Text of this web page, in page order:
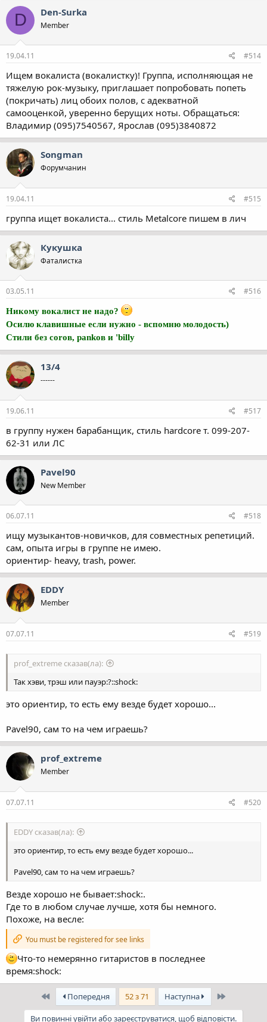
D Den-Surka
Member
19.04.11 #514
Ищем вокалиста (вокалистку)! Группа, исполняющая не
тяжелую рок-музыку, приглашает попробовать попеть
(покричать) лиц обоих полов, с адекватной
самооценкой, уверенно берущих ноты. Обращаться:
Владимир (095)7540567, Ярослав (095)3840872
Songman
Форумчанин
19.04.11 #515
группа ищет вокалиста... стиль Metalcore пишем в лич
Кукушка
Фаталистка
03.05.11 #516
Никому вокалист не надо?
Осилю клавишные если нужно - вспомню молодость)
Стили без corов, pankов и 'billy
13/4
------
19.06.11 #517
в группу нужен барабанщик, стиль hardcore т. 099-207-
62-31 или ЛС
Pavel90
New Member
06.07.11 #518
ищу музыкантов-новичков, для совместных репетиций.
сам, опыта игры в группе не имею.
ориентир- heavy, trash, power.
EDDY
Member
07.07.11 #519
prof_extreme сказав(ла):
Так хэви, трэш или пауэр:?::shock:
это ориентир, то есть ему везде будет хорошо...
Pavel90, сам то на чем играешь?
prof_extreme
Member
07.07.11 #520
EDDY сказав(ла):
это ориентир, то есть ему везде будет хорошо...
Pavel90, сам то на чем играешь?
Везде хорошо не бывает:shock:.
Где то в любом случае лучше, хотя бы немного.
Похоже, на весле:
You must be registered for see links
Что-то немерянно гитаристов в последнее
время:shock:
ПершийПопередня 52 з 71 Наступна Останній
Ви повинні увійти або зареєструватися, щоб відповісти.